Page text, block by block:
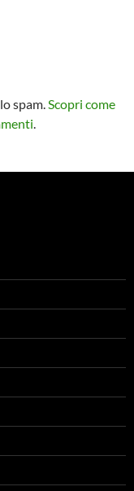
spam.Scopri come
.